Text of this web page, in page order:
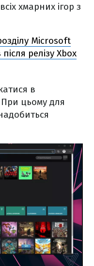
хмарних ігор з
Microsoft
релізу Xbox
в
цьому для